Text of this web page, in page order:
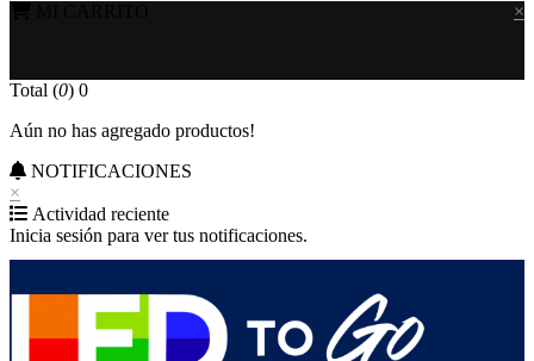
×
Total (0) 0
Aún no has agregado productos!
NOTIFICACIONES
×
Actividad reciente
Inicia sesión para ver tus notificaciones.